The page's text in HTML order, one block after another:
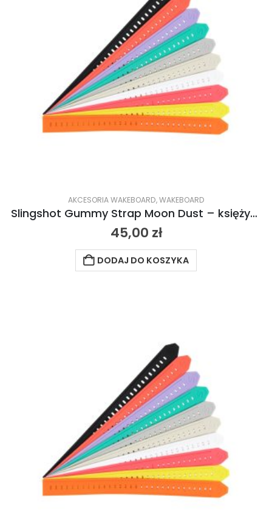
AKCESORIA WAKEBOARD,WAKEBOARD
Slingshot Gummy Strap Moon Dust – księżycowy 2024
45,00 zł
DODAJ DO KOSZYKA